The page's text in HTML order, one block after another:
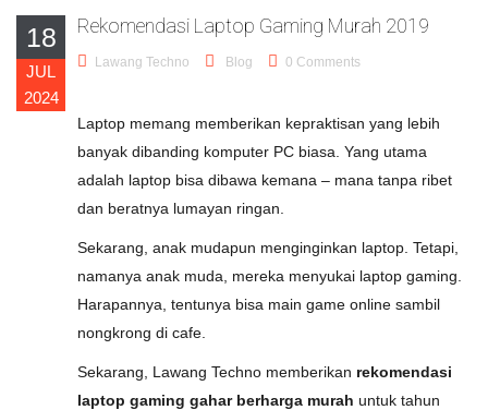
18
JUL
2024
Rekomendasi Laptop Gaming Murah 2019
Lawang Techno Blog 0 Comments
Laptop memang memberikan kepraktisan yang lebih
banyak dibanding komputer PC biasa. Yang utama
adalah laptop bisa dibawa kemana – mana tanpa ribet
dan beratnya lumayan ringan.
Sekarang, anak mudapun menginginkan laptop. Tetapi,
namanya anak muda, mereka menyukai laptop gaming.
Harapannya, tentunya bisa main game online sambil
nongkrong di cafe.
Sekarang, Lawang Techno memberikan rekomendasi
laptop gaming gahar berharga murah untuk tahun